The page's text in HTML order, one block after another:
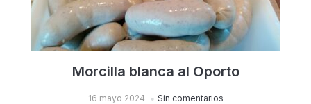
Morcilla blanca al Oporto
16 mayo 2024 Sin comentarios